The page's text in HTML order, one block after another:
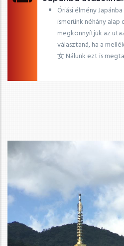
Óriási élmény
ismerünk néhány
megkönnyítjük az
választaná, ha a
女 Nálunk ezt is